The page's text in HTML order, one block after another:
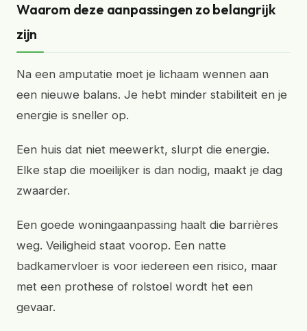
Waarom deze aanpassingen zo belangrijk
zijn
Na een amputatie moet je lichaam wennen aan
een nieuwe balans. Je hebt minder stabiliteit en je
energie is sneller op.
Een huis dat niet meewerkt, slurpt die energie.
Elke stap die moeilijker is dan nodig, maakt je dag
zwaarder.
Een goede woningaanpassing haalt die barrières
weg. Veiligheid staat voorop. Een natte
badkamervloer is voor iedereen een risico, maar
met een prothese of rolstoel wordt het een
gevaar.